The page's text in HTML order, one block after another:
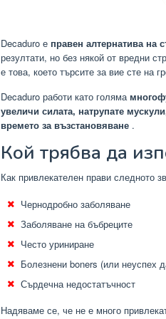
Decaduro е правен алтернатива на
резултати, но без някой от вредни
е това, което търсите за вие сте на
Decaduro работи като голяма
увеличи силата, натрупате
времето за възстановяване .
Кой трябва да
Как привлекателен прави следното
Чернодробно заболяване
Заболяване на бъбреците
Често уриниране
Болезнени boners (или неуспех
Сърдечна недостатъчност
Надяваме се, че не е много